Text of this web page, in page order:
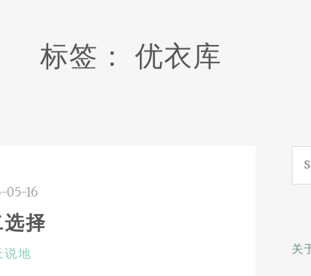
标签： 优衣库
05-16
择
说地 关